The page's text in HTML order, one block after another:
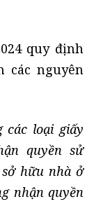
quy định
các nguyên
các loại giấy
quyền sử
hữu nhà ở
nhận quyền